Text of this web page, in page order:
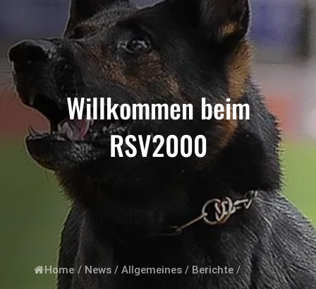
Willkommen beim
RSV2000
Home / News / Allgemeines / Berichte /